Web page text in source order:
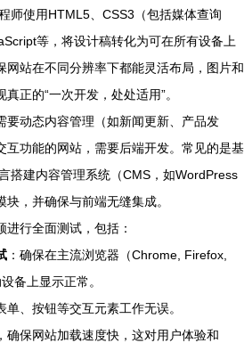
师使用HTML5、CSS3（包括媒体查询
等，将设计稿转化为可在所有设备上
网站在不同分辨率下都能灵活布局，图片和
正的“一次开发，处处适用”。
要动态内容管理（如新闻更新、产品发
互功能的网站，需要后端开发。常见的是基
搭建内容管理系统（CMS，如WordPress
，并确保与前端无缝集成。
进行全面测试，包括：
：确保在主流浏览器（Chrome, Firefox,
备上显示正常。
单、按钮等交互元素工作无误。
确保网站加载速度快，这对用户体验和